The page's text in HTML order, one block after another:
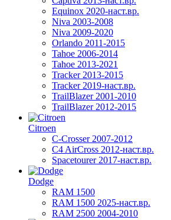
Equinox 2020-наст.вр.
Niva 2003-2008
Niva 2009-2020
Orlando 2011-2015
Tahoe 2006-2014
Tahoe 2013-2021
Tracker 2013-2015
Tracker 2019-наст.вр.
TrailBlazer 2001-2010
TrailBlazer 2012-2015
Citroen
C-Crosser 2007-2012
C4 AirCross 2012-наст.вр.
Spacetourer 2017-наст.вр.
Dodge
RAM 1500
RAM 1500 2025-наст.вр.
RAM 2500 2004-2010